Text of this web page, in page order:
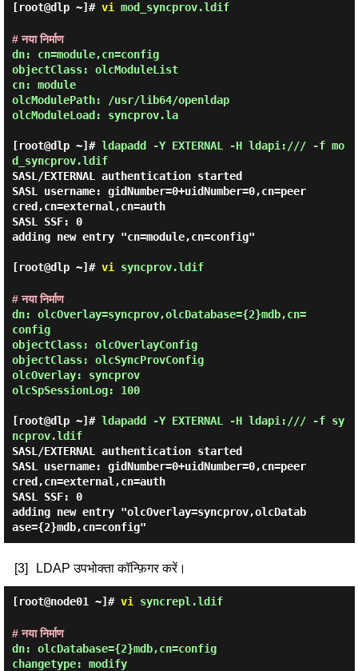
[root@dlp ~]# vi mod_syncprov.ldif
# नया निर्माण
dn: cn=module,cn=config
objectClass: olcModuleList
cn: module
olcModulePath: /usr/lib64/openldap
olcModuleLoad: syncprov.la
[root@dlp ~]# ldapadd -Y EXTERNAL -H ldapi:/// -f mo
d_syncprov.ldif
SASL/EXTERNAL authentication started
SASL username: gidNumber=0+uidNumber=0,cn=peer
cred,cn=external,cn=auth
SASL SSF: 0
adding new entry "cn=module,cn=config"
[root@dlp ~]# vi syncprov.ldif
# नया निर्माण
dn: olcOverlay=syncprov,olcDatabase={2}mdb,cn=
config
objectClass: olcOverlayConfig
objectClass: olcSyncProvConfig
olcOverlay: syncprov
olcSpSessionLog: 100
[root@dlp ~]# ldapadd -Y EXTERNAL -H ldapi:/// -f sy
ncprov.ldif
SASL/EXTERNAL authentication started
SASL username: gidNumber=0+uidNumber=0,cn=peer
cred,cn=external,cn=auth
SASL SSF: 0
adding new entry "olcOverlay=syncprov,olcDatab
[3] LDAP उपभोक्ता कॉन्फ़िगर करें।
[root@node01 ~]# vi syncrepl.ldif
# नया निर्माण
dn: olcDatabase={2}mdb,cn=config
changetype: modify